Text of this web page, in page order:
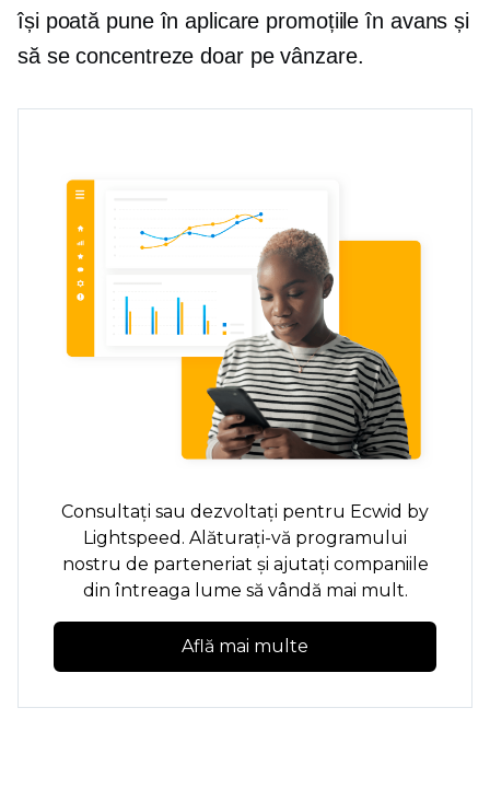
își poată pune în aplicare promoțiile în avans și
să se concentreze doar pe vânzare.
Consultați sau dezvoltați pentru Ecwid by
Lightspeed. Alăturați-vă programului
nostru de parteneriat și ajutați companiile
din întreaga lume să vândă mai mult.
Află mai multe